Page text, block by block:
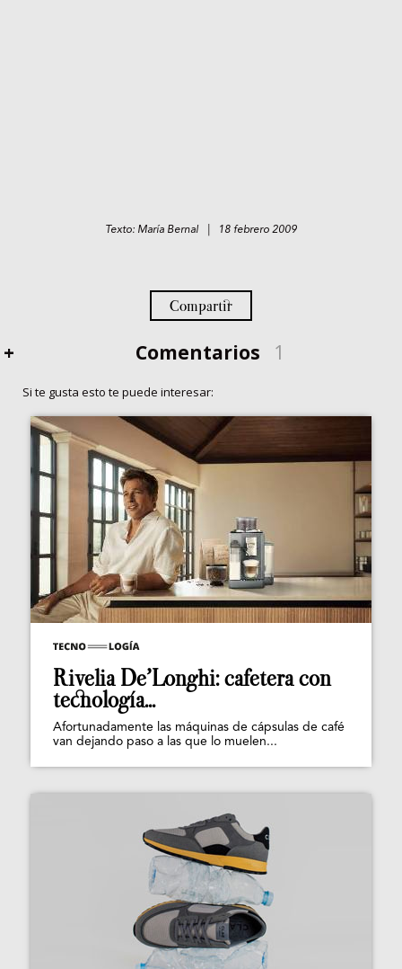
Texto: María Bernal | 18 febrero 2009
Compartir
+ Comentarios 1
Si te gusta esto te puede interesar:
Rivelia De’Longhi: cafetera con
tecnología...
Afortunadamente las máquinas de cápsulas de café
van dejando paso a las que lo muelen...